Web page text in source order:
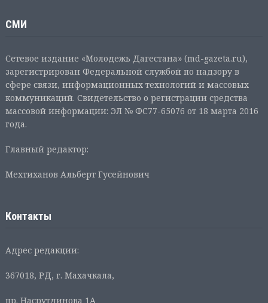
СМИ
Сетевое издание «Молодежь Дагестана» (md-gazeta.ru),
зарегистрирован Федеральной службой по надзору в
сфере связи, информационных технологий и массовых
коммуникаций. Свидетельство о регистрации средства
массовой информации: ЭЛ № ФС77-65076 от 18 марта 2016
года.
Главный редактор:
Мехтиханов Альберт Гусейнович
Контакты
Адрес редакции:
367018, РД, г. Махачкала,
пр. Насрутдинова 1А